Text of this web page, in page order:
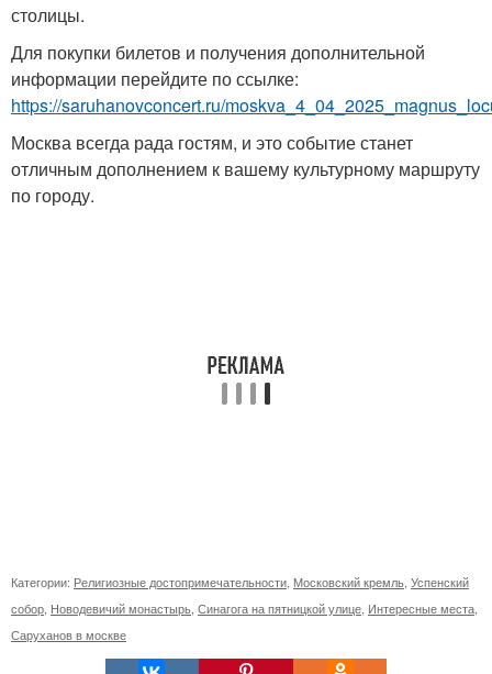
столицы.
Для покупки билетов и получения дополнительной
информации перейдите по ссылке:
https://saruhanovconcert.ru/
Москва всегда рада гостям, и это событие станет
отличным дополнением к вашему культурному маршруту
по городу.
Категории: Религиозные достопримечательности Московский кремль Успенский
собор Новодевичий монастырь Синагога на пятницкой улице Интересные места
Саруханов в москве